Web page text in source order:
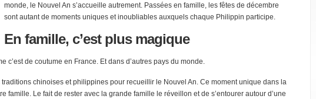
monde, le Nouvel An s’accueille autrement. Passées en famille, les fêtes de décembre
sont autant de moments uniques et inoubliables auxquels chaque Philippin participe.
En famille, c’est plus magique
c’est de coutume en France. Et dans d’autres pays du monde.
chinoises et philippines pour recueillir le Nouvel An. Ce moment unique dans la
famille. Le fait de rester avec la grande famille le réveillon et de s’entourer autour d’une